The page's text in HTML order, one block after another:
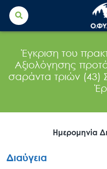
Search
for:
Έγκριση του
Αξιολόγησης
σαράντα τριών
Ημερομηνία
Διαύγεια